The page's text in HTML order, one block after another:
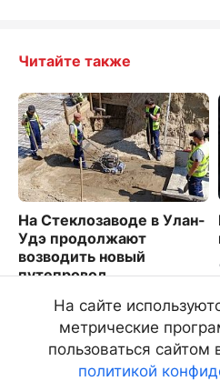
Читайте также
На Стеклозаводе в Улан-
Удэ продолжают
возводить новый
путепровод
4211На сайте
метрические
пользоваться сайтом
политикой